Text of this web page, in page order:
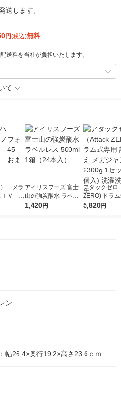
送します。
円(税込)無料
送料を当社が負担いたします。
て
） メラ
ＩＶ 4
まけ
アイリスフーズ 富士
山の強炭酸水 ラベル
レス 500ml 1箱（24
1,420円
アタックゼロ
ZERO) ドラ
詰め替え メガ
5,820円
ン
幅26.4×奥行19.2×高さ23.6ｃｍ